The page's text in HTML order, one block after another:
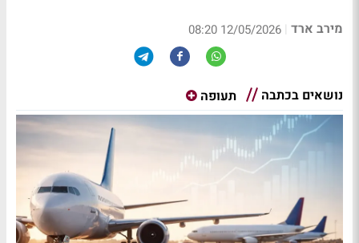
מירב ארד |
12/05/2026 08:20
נושאים בכתבה תעופה